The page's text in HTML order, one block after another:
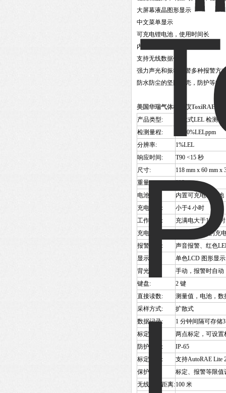
大屏幕液晶图形显示
中文菜单显示
可充电锂电池，使用时间长
内置数据存储
支持无线数据传输
强力声光和振动报警多种报警方
防水防尘的坚固外壳，防护等级
美国华瑞气体检测仪ToxiRAE
产品类型:
扩散式LEL 检测
检测量程:
0-100%LELppm
分辨率:
1%LEL
响应时间:
T90 <15 秒
尺寸:
118 mm x 60 mm x
重量:
235g
电池:
内置可充电锂电池
充电时间:
小于4 小时
工作时间:
充满电大于12 小时
充电器:
带 USB 接口的充
报警方式:
声音报警、红色
显示:
单色LCD 图形显示
背光:
手动，报警时自动
键盘:
2 键
直接读数:
测量值，电池，数
采样方式:
扩散式
数据记录:
1 分钟间隔可存储
标定:
两点标定，可设置
防护等级:
IP-65
标定设备:
支持AutoRAE Lite
保护:
标定、报警等限值
无线传输距离:100 米